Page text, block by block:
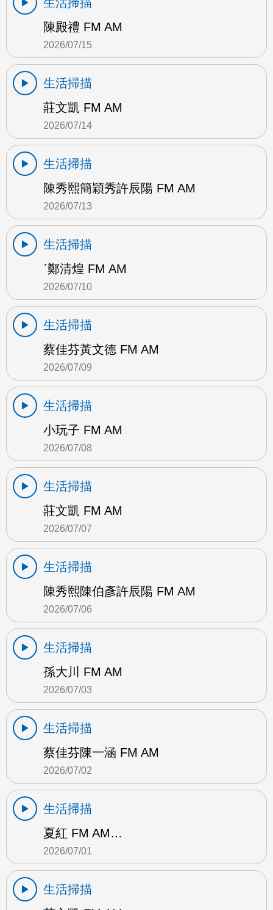
陳殿禮 FM AM
2026/07/15
生活掃描
莊文凱 FM AM
2026/07/14
生活掃描
陳秀熙簡穎秀許辰陽 FM AM
2026/07/13
生活掃描
ˊ鄭清煌 FM AM
2026/07/10
生活掃描
蔡佳芬黃文德 FM AM
2026/07/09
生活掃描
小玩子 FM AM
2026/07/08
生活掃描
莊文凱 FM AM
2026/07/07
生活掃描
陳秀熙陳伯彥許辰陽 FM AM
2026/07/06
生活掃描
孫大川 FM AM
2026/07/03
生活掃描
蔡佳芬陳一涵 FM AM
2026/07/02
生活掃描
夏紅 FM AM…
2026/07/01
生活掃描